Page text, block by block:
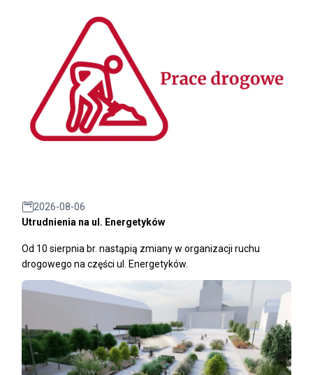
2026-08-06
Utrudnienia na ul. Energetyków
Od 10 sierpnia br. nastąpią zmiany w organizacji ruchu
drogowego na części ul. Energetyków.